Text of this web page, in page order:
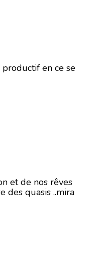
en ce se
et de nos rêves
des quasis ..mira